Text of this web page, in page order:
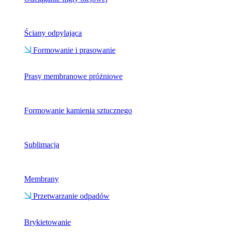
Ściany odpylająca
Formowanie i prasowanie
Prasy membranowe próżniowe
Formowanie kamienia sztucznego
Sublimacja
Membrany
Przetwarzanie odpadów
Brykietowanie